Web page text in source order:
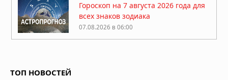
Гороскоп на 7 августа 2026 года для
всех знаков зодиака
07.08.2026 в 06:00
ТОП НОВОСТЕЙ